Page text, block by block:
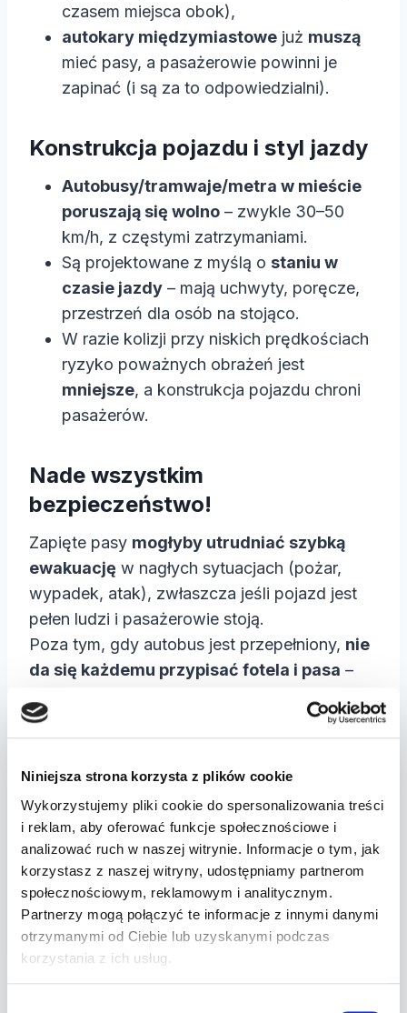
Niniejsza strona korzysta z plików cookie
Wykorzystujemy pliki cookie do spersonalizowania treści
i reklam, aby oferować funkcje społecznościowe i
analizować ruch w naszej witrynie. Informacje o tym, jak
korzystasz z naszej witryny, udostępniamy partnerom
społecznościowym, reklamowym i analitycznym.
Partnerzy mogą połączyć te informacje z innymi danymi
otrzymanymi od Ciebie lub uzyskanymi podczas
korzystania z ich usług.
czasem miejsca obok),
autokary międzymiastowe już muszą
mieć pasy, a pasażerowie powinni je
zapinać (i są za to odpowiedzialni).
Konstrukcja pojazdu i styl jazdy
Autobusy/tramwaje/metra w mieście
poruszają się wolno – zwykle 30–50
km/h, z częstymi zatrzymaniami.
Są projektowane z myślą o staniu w
czasie jazdy – mają uchwyty, poręcze,
przestrzeń dla osób na stojąco.
W razie kolizji przy niskich prędkościach
ryzyko poważnych obrażeń jest
mniejsze, a konstrukcja pojazdu chroni
pasażerów.
Nade wszystkim
bezpieczeństwo!
Zapięte pasy mogłyby utrudniać szybką
ewakuację w nagłych sytuacjach (pożar,
wypadek, atak), zwłaszcza jeśli pojazd jest
pełen ludzi i pasażerowie stoją.
Poza tym, gdy autobus jest przepełniony, nie
da się każdemu przypisać fotela i pasa –
pojazdy szynowe, co za tym idzie –
tramwajma większą stabilność dzięki
jeździe po torach, a kolizje czołowe są
rzadsze,a metrojest praktycznie
odizolowane od ruchu drogowego, porusza
się w tunelach lub wydzielonych trasach –
ryzyko wypadku jest bardzo niskie.